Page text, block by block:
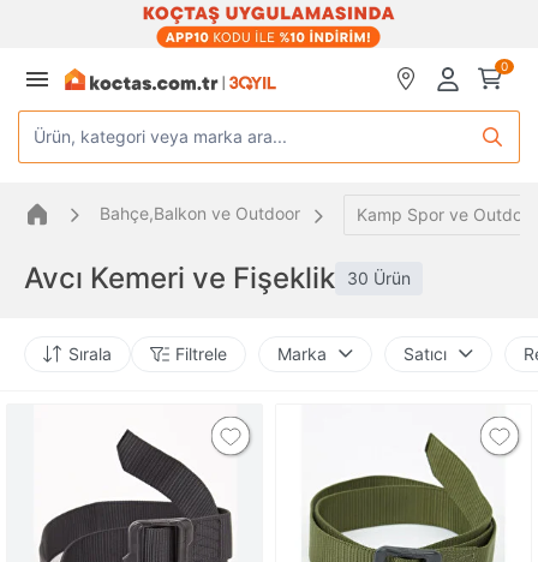
0
Ürün, kategori veya marka ara...
Bahçe,Balkon ve Outdoor Kamp Spor ve Outdoor
Avcı Kemeri ve Fişeklik 30 Ürün
Sırala Filtrele Marka Satıcı